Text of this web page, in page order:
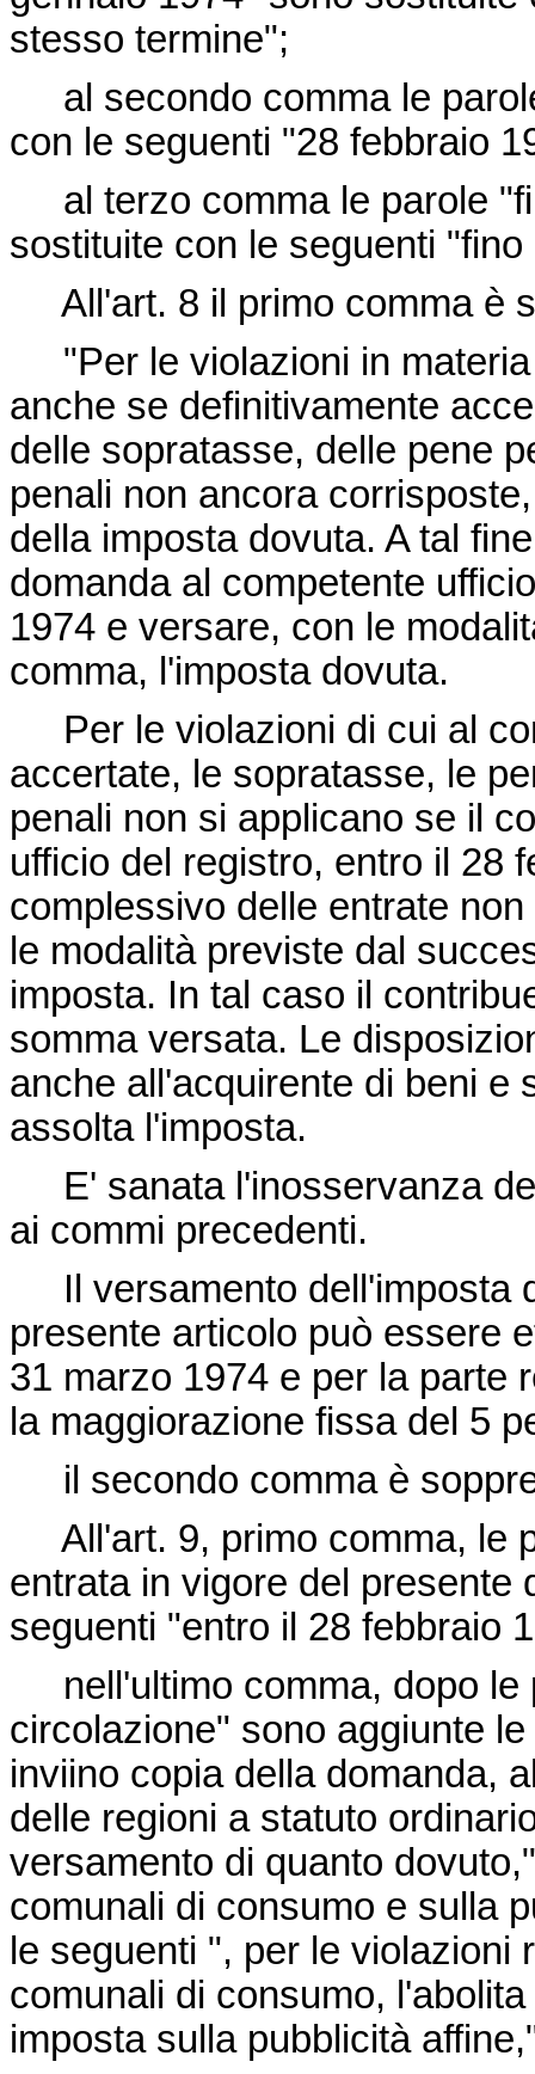
stesso termine";
al secondo comma le
con le seguenti "28 febbraio
al terzo comma le parole
sostituite con le seguenti
All'art. 8 il primo comma è
"Per le violazioni in materia
anche se definitivamente
delle sopratasse, delle pene
penali non ancora
della imposta dovuta. A tal
domanda al competente
1974 e versare, con le
comma, l'imposta dovuta.
Per le violazioni di cui al
accertate, le sopratasse, le
penali non si applicano se il
ufficio del registro, entro il 28
complessivo delle entrate
le modalità previste dal
imposta. In tal caso il
somma versata. Le
anche all'acquirente di beni e
assolta l'imposta.
E' sanata l'inosservanza
ai commi precedenti.
Il versamento dell'imposta
presente articolo può essere
31 marzo 1974 e per la parte
la maggiorazione fissa del 5
il secondo comma è
All'art. 9, primo comma, le
entrata in vigore del presente
seguenti "entro il 28 febbraio
nell'ultimo comma, dopo le
circolazione" sono aggiunte
inviino copia della domanda,
delle regioni a statuto
versamento di quanto
comunali di consumo e sulla
le seguenti ", per le violazioni
comunali di consumo,
imposta sulla pubblicità